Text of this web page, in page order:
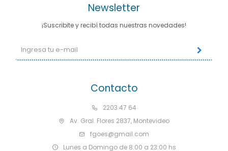
Contacto
2203 47 64
Av. Gral. Flores 2837, Montevideo
fgoes@gmail.com
Lunes a Domingo de 8:00 a 23:00 hs
Newsletter
¡Suscribite y recibí todas nuestras novedades!